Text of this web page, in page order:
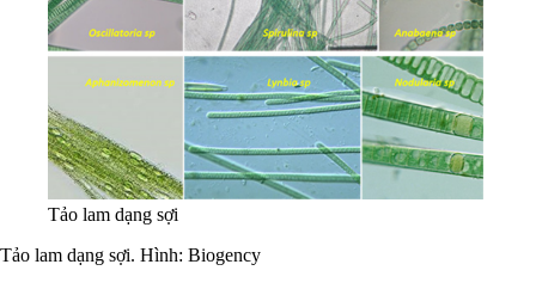
Tảo lam dạng sợi
Tảo lam dạng sợi. Hình: Biogency